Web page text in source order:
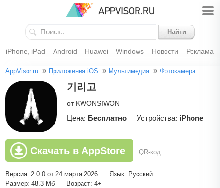
Найти
iPhone, iPad Android Huawei Windows Новости Реклама
AppVisor.ru » Приложения iOS » Мультимедиа » Фотокамера
기리고
от KWONSIWON
Цена: Бесплатно Устройства: iPhone
Скачать в AppStore QR-код
Версия: 2.0.0 от 24 марта 2026
Язык: Русский
Размер: 48.3 Мб
Возраст: 4+